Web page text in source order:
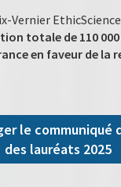
Vernier
totale de 110 000
en faveur de la
le communiqué
des lauréats 2025